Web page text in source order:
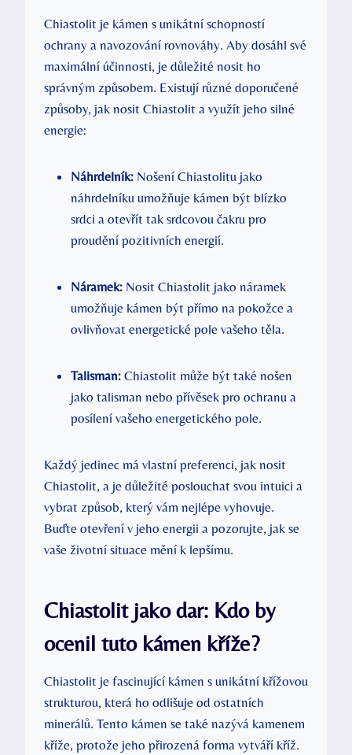
Chiastolit je kámen s unikátní schopností
ochrany a navozování rovnováhy. Aby dosáhl své
maximální účinnosti, je důležité nosit ho
správným způsobem. Existují různé doporučené
způsoby, jak nosit Chiastolit a využít jeho silné
energie:
Náhrdelník: Nošení Chiastolitu jako
náhrdelníku umožňuje kámen být blízko
srdci a otevřít tak srdcovou čakru pro
proudění pozitivních energií.
Náramek: Nosit Chiastolit jako náramek
umožňuje kámen být přímo na pokožce a
ovlivňovat energetické pole vašeho těla.
Talisman: Chiastolit může být také nošen
jako talisman nebo přívěsek pro ochranu a
posílení vašeho energetického pole.
Každý jedinec má vlastní preferenci, jak nosit
Chiastolit, a je důležité poslouchat svou intuici a
vybrat způsob, který vám nejlépe vyhovuje.
Buďte otevření v jeho energii a pozorujte, jak se
vaše životní situace mění k lepšímu.
Chiastolit jako dar: Kdo by
ocenil tuto kámen kříže?
Chiastolit je fascinující kámen s unikátní křížovou
strukturou, která ho odlišuje od ostatních
minerálů. Tento kámen se také nazývá kamenem
kříže, protože jeho přirozená forma vytváří kříž.